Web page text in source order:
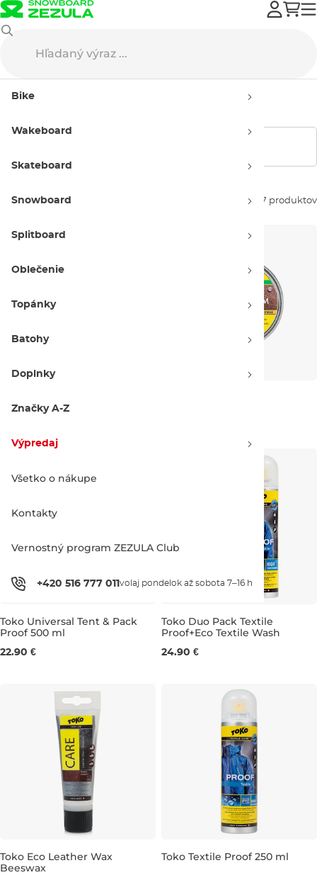
Bike
Wakeboard
Skateboard
Snowboard
Splitboard
Oblečenie
Topánky
Batohy
Doplnky
Značky A-Z
Výpredaj
Všetko o nákupe
Kontakty
Vernostný program ZEZULA Club
+420 516 777 011 volaj pondelok až sobota 7–16 h
Impregnácie Toko
Zoradiť podľa: 7 produktov
500 ml
Toko Universal Tent & Pack
Proof 500 ml
22.90 € 250 ml
Toko Duo Pack Textile
Proof+Eco Textile Wash
24.90 €
Toko Eco Leather Wax
Beeswax
Toko Textile Proof 250 ml